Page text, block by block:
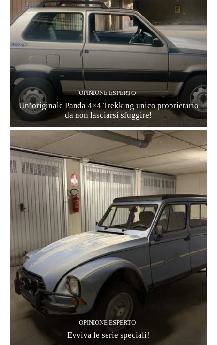
OPINIONE ESPERTO
Un’originale Panda 4×4 Trekking unico proprietario
da non lasciarsi sfuggire!
OPINIONE ESPERTO
Evviva le serie speciali!